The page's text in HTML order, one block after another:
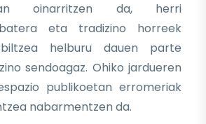
oinarritzen da, herri
batera eta tradizino horreek
helburu dauen parte
sendoagaz. Ohiko jardueren
publikoetan erromeriak
nabarmentzen da.